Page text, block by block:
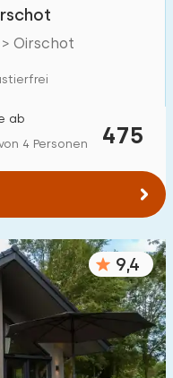
Oirschot
475
ab
4 Personen
9,4